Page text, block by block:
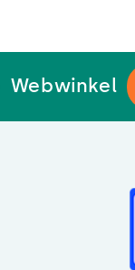
Webwinkel